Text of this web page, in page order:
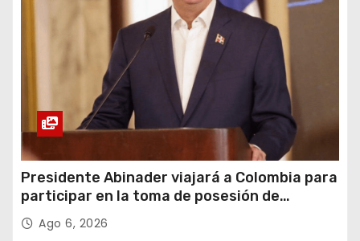
Presidente Abinader viajará a Colombia para
participar en la toma de posesión de
Abelardo de la Espriella
Ago 6, 2026